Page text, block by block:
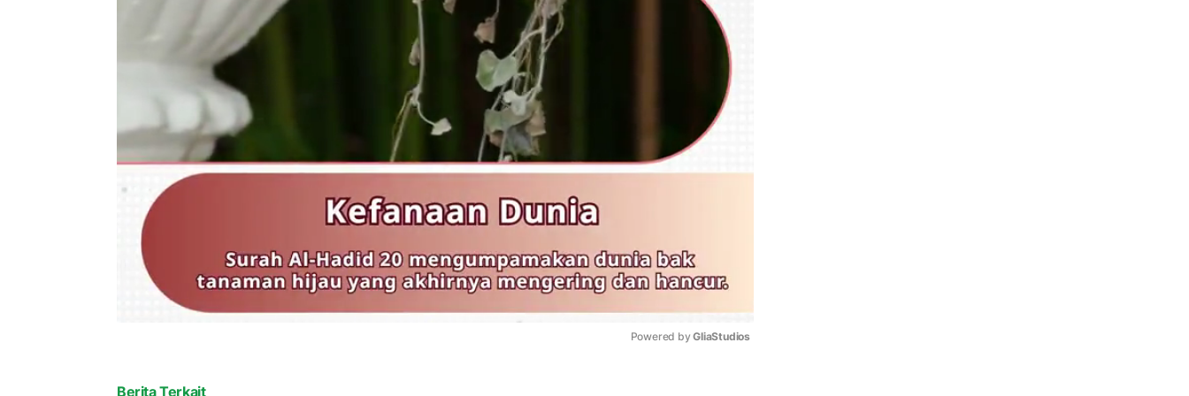
Powered by GliaStudios
Berita Terkait